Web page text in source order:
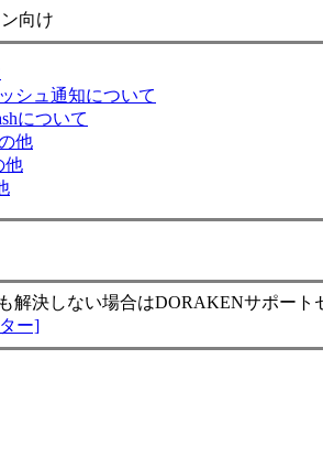
向け
シュ通知について
について
他
他
解決しない場合はDORAKENサポート
ー]